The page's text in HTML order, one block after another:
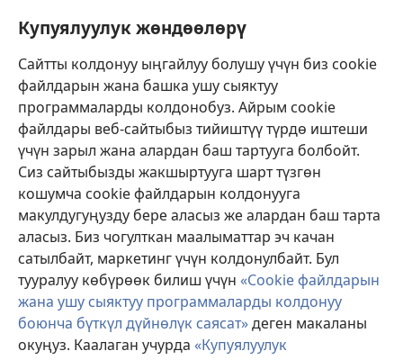
Купуялуулук жөндөөлөрү
Сайтты колдонуу ыңгайлуу болушу үчүн биз cookie
файлдарын жана башка ушу сыяктуу
программаларды колдонобуз. Айрым cookie
файлдары веб-сайтыбыз тийиштүү түрдө иштеши
үчүн зарыл жана алардан баш тартууга болбойт.
Сиз сайтыбызды жакшыртууга шарт түзгөн
кошумча cookie файлдарын колдонууга
макулдугуңузду бере аласыз же алардан баш тарта
аласыз. Биз чогулткан маалыматтар эч качан
сатылбайт, маркетинг үчүн колдонулбайт. Бул
тууралуу көбүрөөк билиш үчүн «Cookie файлдарын
жана ушу сыяктуу программаларды колдонуу
боюнча бүткүл дүйнөлүк саясат»деген макаланы
окуңуз. Каалаган учурда «Купуялуулук
Бийлик өкүлдөрү үчүн маалымат
(жаңы
терезе
ачат)
ОНЛАЙН КИТЕПКАНА
(жаңы
терезе
ачат) JW Hub
(жаңы
терезе
ачат) JW Library
Watchtower Library